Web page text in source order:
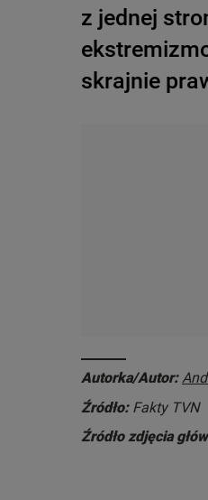
z jednej
skrajnie
Autorka/Autor:
Źródło: Fakty TVN
Źródło zdjęcia